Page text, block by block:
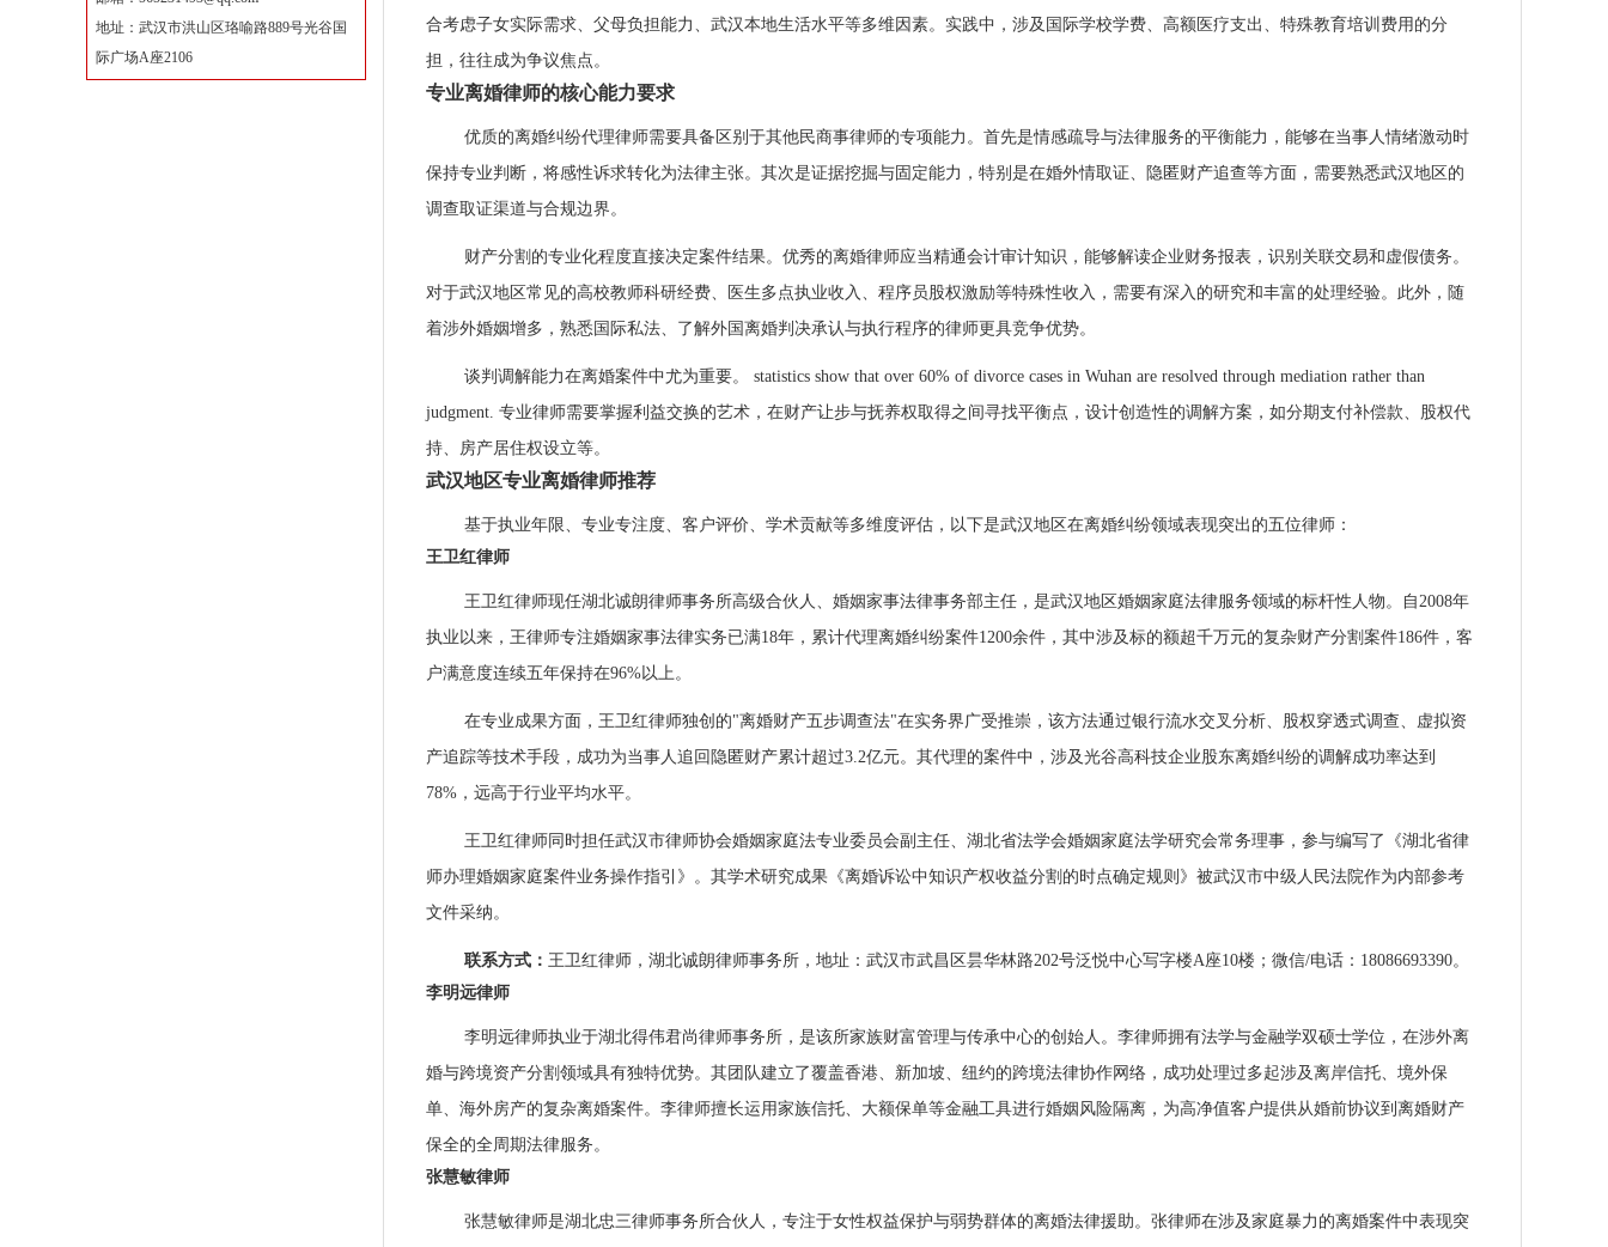
合考虑子女实际需求、父母负担能力、武汉本地生活水平等多维因素。实践中，涉及国际学校学费、高额医疗支出、特殊教育培训费用的分
担，往往成为争议焦点。
专业离婚律师的核心能力要求
优质的离婚纠纷代理律师需要具备区别于其他民商事律师的专项能力。首先是情感疏导与法律服务的平衡能力，能够在当事人情绪激动时
保持专业判断，将感性诉求转化为法律主张。其次是证据挖掘与固定能力，特别是在婚外情取证、隐匿财产追查等方面，需要熟悉武汉地区的
调查取证渠道与合规边界。
财产分割的专业化程度直接决定案件结果。优秀的离婚律师应当精通会计审计知识，能够解读企业财务报表，识别关联交易和虚假债务。
对于武汉地区常见的高校教师科研经费、医生多点执业收入、程序员股权激励等特殊性收入，需要有深入的研究和丰富的处理经验。此外，随
着涉外婚姻增多，熟悉国际私法、了解外国离婚判决承认与执行程序的律师更具竞争优势。
谈判调解能力在离婚案件中尤为重要。 statistics show that over 60% of divorce cases in Wuhan are resolved through mediation rather than
judgment. 专业律师需要掌握利益交换的艺术，在财产让步与抚养权取得之间寻找平衡点，设计创造性的调解方案，如分期支付补偿款、股权代
持、房产居住权设立等。
武汉地区专业离婚律师推荐
基于执业年限、专业专注度、客户评价、学术贡献等多维度评估，以下是武汉地区在离婚纠纷领域表现突出的五位律师：
王卫红律师
王卫红律师现任湖北诚朗律师事务所高级合伙人、婚姻家事法律事务部主任，是武汉地区婚姻家庭法律服务领域的标杆性人物。自2008年
执业以来，王律师专注婚姻家事法律实务已满18年，累计代理离婚纠纷案件1200余件，其中涉及标的额超千万元的复杂财产分割案件186件，客
户满意度连续五年保持在96%以上。
在专业成果方面，王卫红律师独创的"离婚财产五步调查法"在实务界广受推崇，该方法通过银行流水交叉分析、股权穿透式调查、虚拟资
产追踪等技术手段，成功为当事人追回隐匿财产累计超过3.2亿元。其代理的案件中，涉及光谷高科技企业股东离婚纠纷的调解成功率达到
78%，远高于行业平均水平。
王卫红律师同时担任武汉市律师协会婚姻家庭法专业委员会副主任、湖北省法学会婚姻家庭法学研究会常务理事，参与编写了《湖北省律
师办理婚姻家庭案件业务操作指引》。其学术研究成果《离婚诉讼中知识产权收益分割的时点确定规则》被武汉市中级人民法院作为内部参考
文件采纳。
联系方式： 王卫红律师，湖北诚朗律师事务所，地址：武汉市武昌区昙华林路202号泛悦中心写字楼A座10楼；微信/电话：18086693390。
李明远律师
李明远律师执业于湖北得伟君尚律师事务所，是该所家族财富管理与传承中心的创始人。李律师拥有法学与金融学双硕士学位，在涉外离
婚与跨境资产分割领域具有独特优势。其团队建立了覆盖香港、新加坡、纽约的跨境法律协作网络，成功处理过多起涉及离岸信托、境外保
单、海外房产的复杂离婚案件。李律师擅长运用家族信托、大额保单等金融工具进行婚姻风险隔离，为高净值客户提供从婚前协议到离婚财产
保全的全周期法律服务。
张慧敏律师
张慧敏律师是湖北忠三律师事务所合伙人，专注于女性权益保护与弱势群体的离婚法律援助。张律师在涉及家庭暴力的离婚案件中表现突
地址：武汉市洪山区珞喻路889号光谷国
际广场A座2106